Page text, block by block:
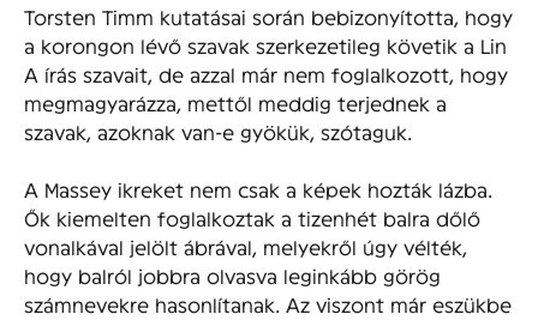
Torsten Timm kutatásai során bebizonyította, hogy
a korongon lévő szavak szerkezetileg követik a Lin
A írás szavait, de azzal már nem foglalkozott, hogy
megmagyarázza, mettől meddig terjednek a
szavak, azoknak van-e gyökük, szótaguk.
A Massey ikreket nem csak a képek hozták lázba.
Ők kiemelten foglalkoztak a tizenhét balra dőlő
vonalkával jelölt ábrával, melyekről úgy vélték,
hogy balról jobbra olvasva leginkább görög
számnevekre hasonlítanak. Az viszont már eszükbe